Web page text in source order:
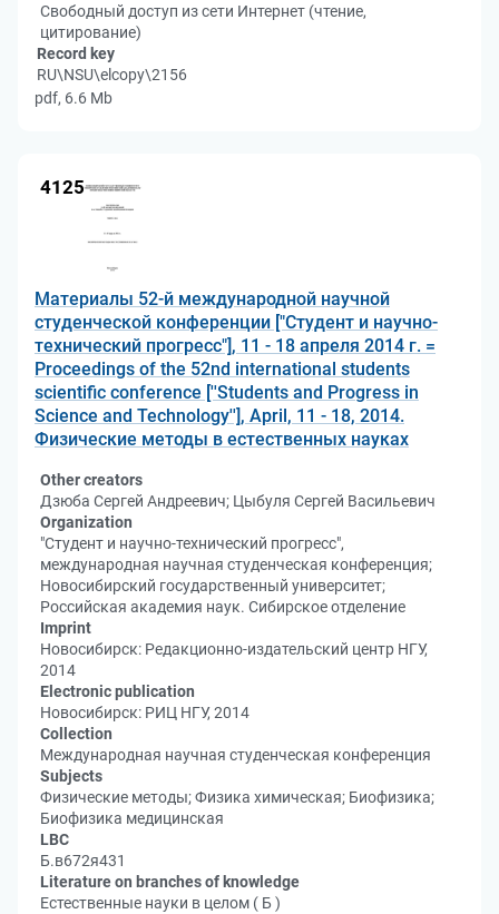
Свободный доступ из сети Интернет (чтение,
цитирование)
Record key
RU\NSU\elcopy\2156
pdf, 6.6 Mb
4125
Материалы 52-й международной научной
студенческой конференции ["Студент и научно-
технический прогресс"], 11 - 18 апреля 2014 г. =
Proceedings of the 52nd international students
scientific conference [''Students and Progress in
Science and Technology''], April, 11 - 18, 2014.
Физические методы в естественных науках
Other creators
Дзюба Сергей Андреевич; Цыбуля Сергей Васильевич
Organization
"Студент и научно-технический прогресс",
международная научная студенческая конференция;
Новосибирский государственный университет;
Российская академия наук. Сибирское отделение
Imprint
Новосибирск: Редакционно-издательский центр НГУ,
2014
Electronic publication
Новосибирск: РИЦ НГУ, 2014
Collection
Международная научная студенческая конференция
Subjects
Физические методы; Физика химическая; Биофизика;
Биофизика медицинская
LBC
Б.в672я431
Literature on branches of knowledge
Естественные науки в целом ( Б )